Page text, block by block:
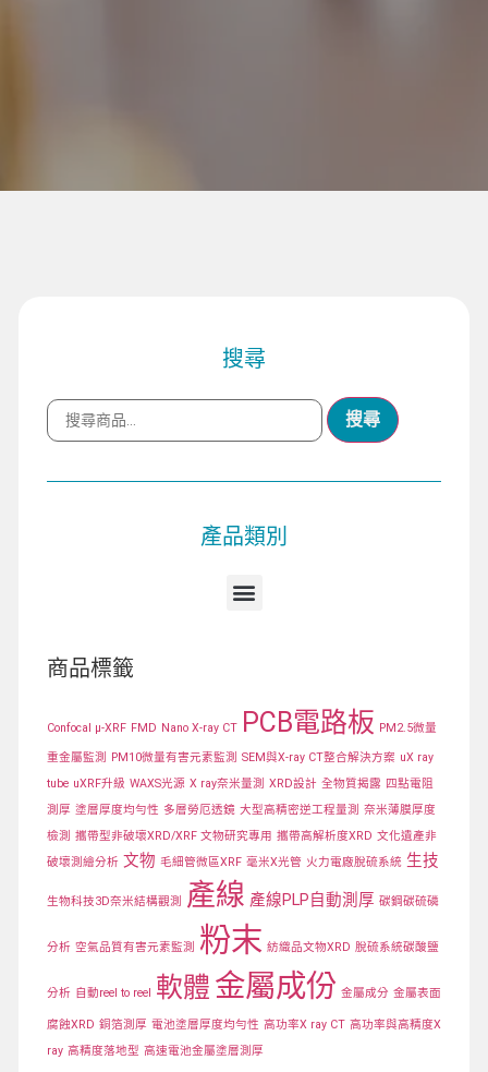
搜尋
搜尋
產品類別
商品標籤
Confocal μ-XRF FMD Nano X-ray CT PCB電路板 PM2.5微量
重金屬監測 PM10微量有害元素監測 SEM與X-ray CT整合解決方案 uX ray
tube uXRF升級 WAXS光源 X ray奈米量測 XRD設計 全物質揭露 四點電阻
測厚 塗層厚度均勻性 多層勞厄透鏡 大型高精密逆工程量測 奈米薄膜厚度
檢測 攜帶型非破壞XRD/XRF 文物研究專用 攜帶高解析度XRD 文化遺產非
破壞測繪分析 文物 毛細管微區XRF 毫米X光管 火力電廠脫硫系統 生技
生物科技3D奈米結構觀測 產線 產線PLP自動測厚 碳鋼碳硫磷
分析 空氣品質有害元素監測 粉末 紡織品文物XRD 脫硫系統碳酸鹽
分析 自動reel to reel 軟體 金屬成份 金屬成分 金屬表面
腐蝕XRD 銅箔測厚 電池塗層厚度均勻性 高功率X ray CT 高功率與高精度X
ray 高精度落地型 高速電池金屬塗層測厚